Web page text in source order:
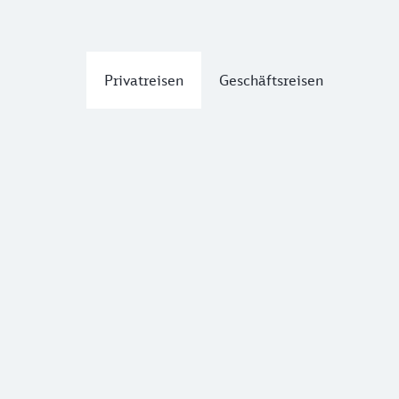
Privatreisen Geschäftsreisen